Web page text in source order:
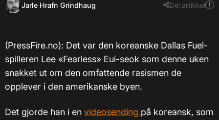
Jarle Hrafn Grindhaug Del artikkel
(PressFire.no): Det var den koreanske Dallas Fuel-
spilleren Lee «Fearless» Eui-seok som denne uken
snakket ut om den omfattende rasismen de
opplever i den amerikanske byen.
Det gjorde han i en videosending på koreansk, som